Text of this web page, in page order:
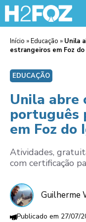
Início »Educação » Unila
estrangeiros em Foz do
EDUCAÇÃO
Unila abre
português
em Foz do
Atividades,
com certificação
Guilherme
27/07/